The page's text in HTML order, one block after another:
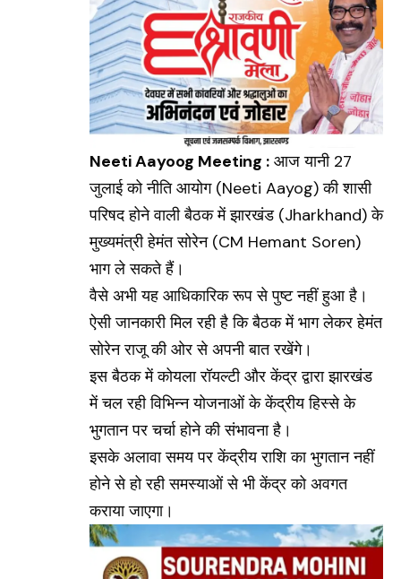
Neeti Aayoog Meeting : आज यानी 27
जुलाई को नीति आयोग (Neeti Aayog) की शासी
परिषद होने वाली बैठक में झारखंड (Jharkhand) के
मुख्यमंत्री हेमंत सोरेन (CM Hemant Soren)
भाग ले सकते हैं।
वैसे अभी यह आधिकारिक रूप से पुष्ट नहीं हुआ है।
ऐसी जानकारी मिल रही है कि बैठक में भाग लेकर हेमंत
सोरेन राजू की ओर से अपनी बात रखेंगे।
इस बैठक में कोयला रॉयल्टी और केंद्र द्वारा झारखंड
में चल रही विभिन्न योजनाओं के केंद्रीय हिस्से के
भुगतान पर चर्चा होने की संभावना है।
इसके अलावा समय पर केंद्रीय राशि का भुगतान नहीं
होने से हो रही समस्याओं से भी केंद्र को अवगत
कराया जाएगा।